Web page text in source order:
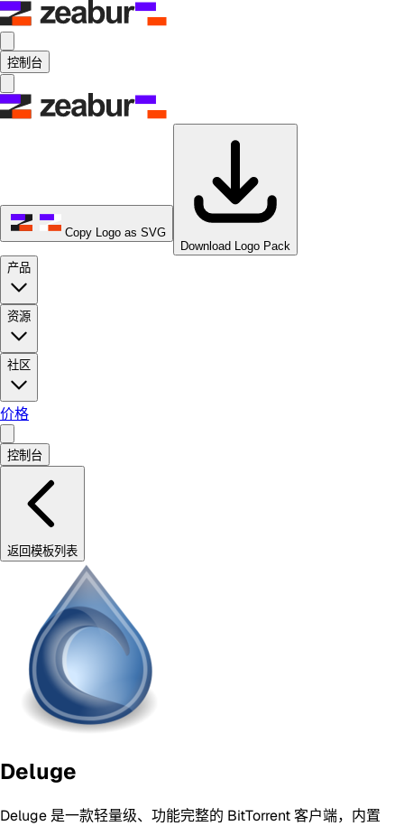
控制台
Copy Logo as SVG
Download Logo Pack
产品
资源
社区
价格
控制台
返回模板列表
Deluge
Deluge 是一款轻量级、功能完整的 BitTorrent 客户端，内置